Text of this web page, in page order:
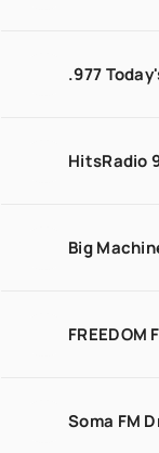
.977
HitsRadio
Big
FREEDOM
Soma FM